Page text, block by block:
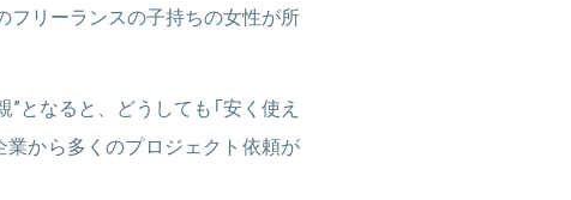
フリーランスの子持ちの女性が所
となると、どうしても「安く使え
業から多くのプロジェクト依頼が